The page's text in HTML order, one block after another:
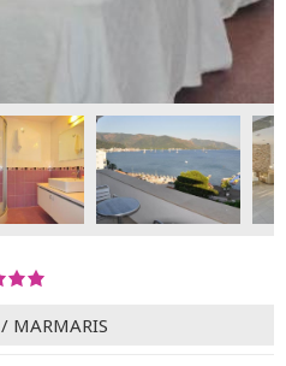
/ MARMARIS